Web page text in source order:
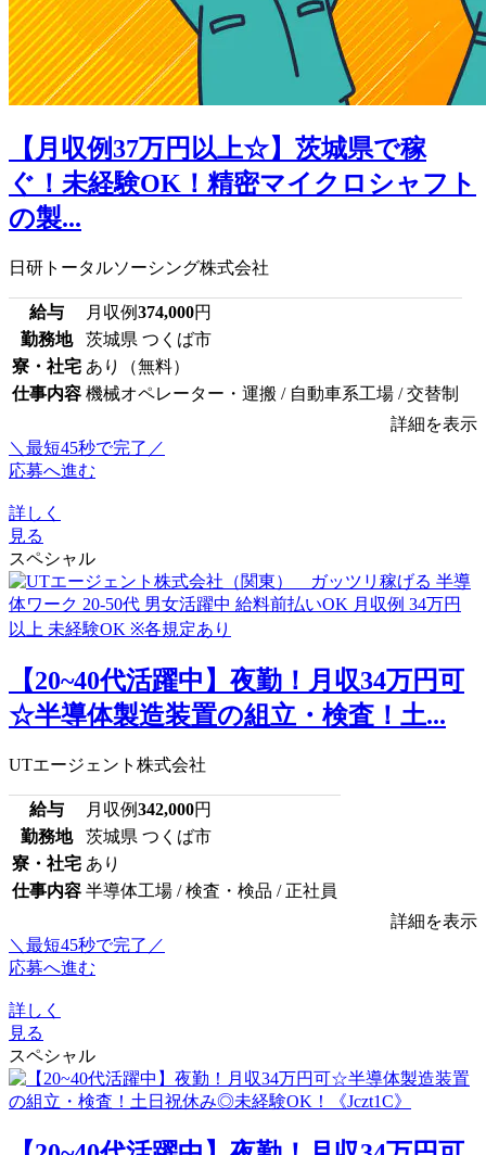
【月収例37万円以上☆】茨城県で稼
ぐ！未経験OK！精密マイクロシャフト
の製...
日研トータルソーシング株式会社
給与 月収例374,000円
勤務地
茨城県 つくば市
寮・社宅 あり（無料）
仕事内容 機械オペレーター・運搬 / 自動車系工場 / 交替制
詳細を表示
＼最短45秒で完了／
応募へ進む
詳しく
見る
スペシャル
【20~40代活躍中】夜勤！月収34万円可
☆半導体製造装置の組立・検査！土...
UTエージェント株式会社
給与 月収例342,000円
勤務地
茨城県 つくば市
寮・社宅 あり
仕事内容 半導体工場 / 検査・検品 / 正社員
詳細を表示
＼最短45秒で完了／
応募へ進む
詳しく
見る
スペシャル